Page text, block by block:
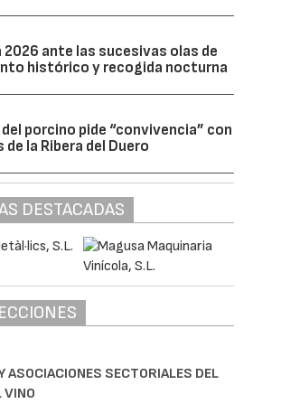
2026 ante las sucesivas olas de
histórico y recogida nocturna
porcino pide “convivencia” con
de la Ribera del Duero
DESTACADAS
ASOCIACIONES SECTORIALES DEL
VINO